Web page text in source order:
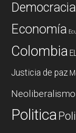
Democracia
Economía
Colombia
Justicia de paz
Neoliberalismo
Politica